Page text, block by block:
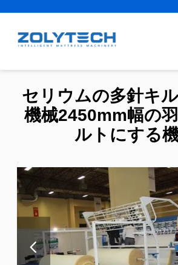
セリウムの多針キ
機械2450mm幅の
ルトにする